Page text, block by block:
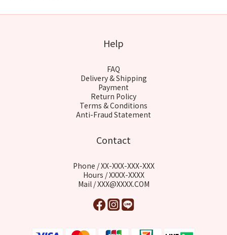
Help
FAQ
Delivery & Shipping
Payment
Return Policy
Terms & Conditions
Anti-Fraud Statement
Contact
Phone / XX-XXX-XXX-XXX
Hours / XXXX-XXXX
Mail / XXX@XXXX.COM